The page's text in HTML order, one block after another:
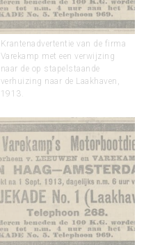
Krantenadvertentie van de firma
Varekamp met een verwijzing
naar de op stapelstaande
verhuizing naar de Laakhaven,
1913.